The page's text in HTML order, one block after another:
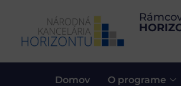
Domov O programe